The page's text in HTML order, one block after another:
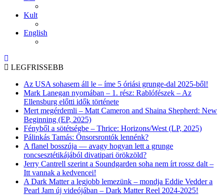
Kult
English
LEGFRISSEBB
Az USA sohasem áll le – íme 5 óriási grunge-dal 2025-ből!
Mark Lanegan nyomában – 1. rész: Rablófészek – Az
Ellensburg előtti idők története
Mert megérdemli – Matt Cameron and Shaina Shepherd: New
Beginning (EP, 2025)
Fényből a sötétségbe – Thrice: Horizons/West (LP, 2025)
Pálinkás Tamás: Önsorsrontók lennénk?
A flanel bosszúja — avagy hogyan lett a grunge
roncsesztétikájából divatipari örökzöld?
Jerry Cantrell szerint a Soundgarden soha nem írt rossz dalt –
Itt vannak a kedvencei!
A Dark Matter a legjobb lemezünk – mondja Eddie Vedder a
Pearl Jam új videójában – Dark Matter Reel 2024-2025!